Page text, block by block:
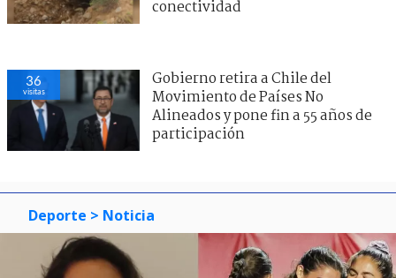
conectividad
36
visitas
Gobierno retira a Chile del
Movimiento de Países No
Alineados y pone fin a 55 años de
participación
Deporte > Noticia